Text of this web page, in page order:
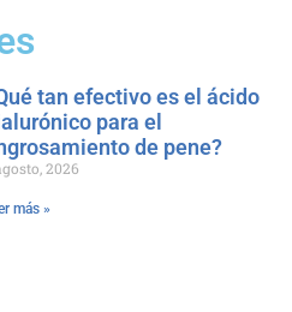
tan efectivo es el ácido
para el
de pene?
2026
más »